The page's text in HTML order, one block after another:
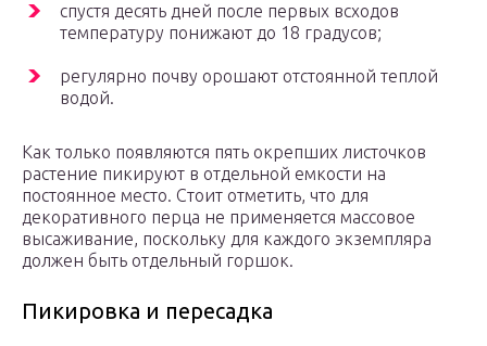
спустя десять дней после первых всходов
температуру понижают до 18 градусов;
регулярно почву орошают отстоянной теплой
водой.
Как только появляются пять окрепших листочков
растение пикируют в отдельной емкости на
постоянное место. Стоит отметить, что для
декоративного перца не применяется массовое
высаживание, поскольку для каждого экземпляра
должен быть отдельный горшок.
Пикировка и пересадка